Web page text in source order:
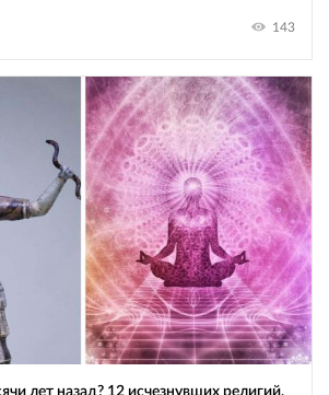
143
лет назад? 12 исчезнувших религий,